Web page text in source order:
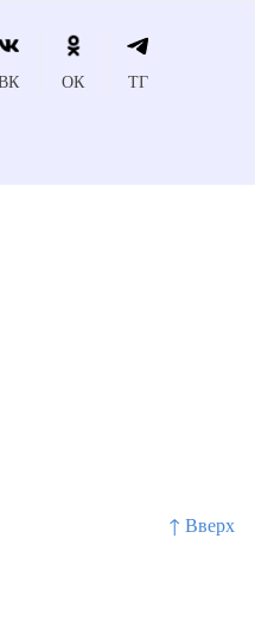
↑ Вверх
ОК ТГ